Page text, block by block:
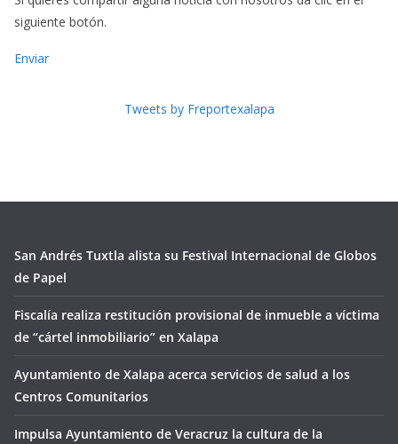
siguiente botón.
Enviar
Tweets by Freportexalapa
San Andrés Tuxtla alista su Festival Internacional de Globos
de Papel
Fiscalía realiza restitución provisional de inmueble a víctima
de “cártel inmobiliario” en Xalapa
Ayuntamiento de Xalapa acerca servicios de salud a los
Centros Comunitarios
Impulsa Ayuntamiento de Veracruz la cultura de la